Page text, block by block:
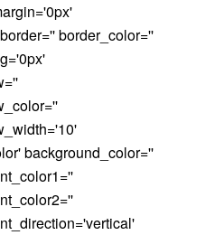
border_color=''
background_color=''